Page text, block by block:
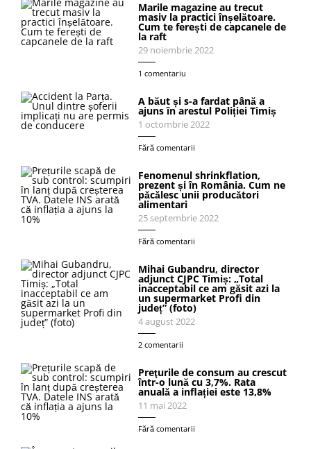
Marile magazine au trecut
masiv la practici înșelătoare.
Cum te ferești de capcanele de
la raft
29 noiembrie 2022
1 comentariu
A băut și s-a fardat până a
ajuns în arestul Poliției Timiș
1 octombrie 2022
Fără comentarii
Fenomenul shrinkflation,
prezent și în România. Cum ne
păcălesc unii producători
alimentari
25 septembrie 2022
Fără comentarii
Mihai Gubandru, director
adjunct CJPC Timiș: „Total
inacceptabil ce am găsit azi la
un supermarket Profi din
județ” (foto)
4 august 2022
2 comentarii
Preţurile de consum au crescut
într-o lună cu 3,7%. Rata
anuală a inflației este 13,8%
11 mai 2022
Fără comentarii